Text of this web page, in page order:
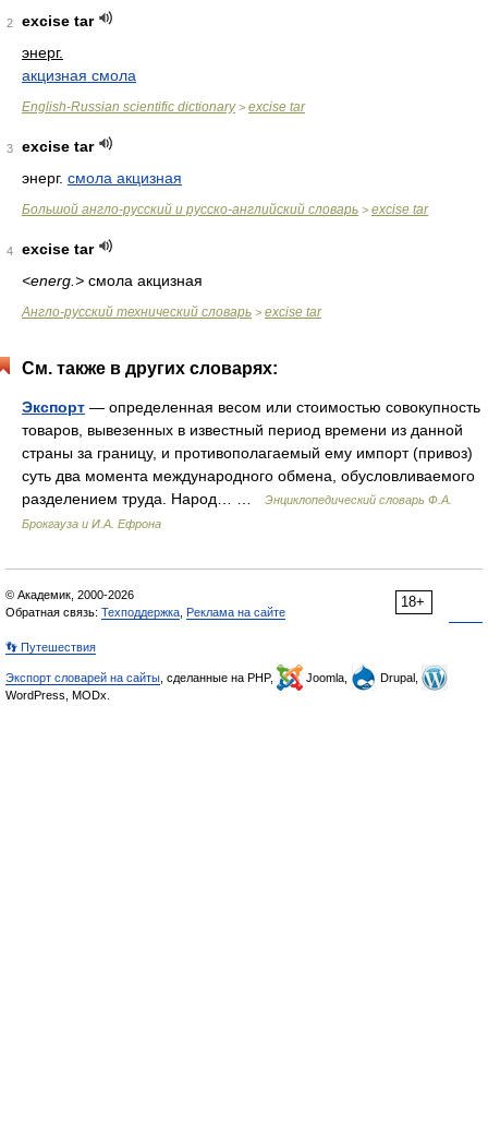
2
excise tar
энерг.
акцизная смола
English-Russian scientific dictionary> excise tar
3
excise tar
энерг. смола акцизная
Большой англо-русский и русско-английский словарь > excise tar
4
excise tar
<energ.> смола акцизная
Англо-русский технический словарь > excise tar
См. также в других словарях:
Экспорт — определенная весом или стоимостью совокупность
товаров, вывезенных в известный период времени из данной
страны за границу, и противополагаемый ему импорт (привоз)
суть два момента международного обмена, обусловливаемого
разделением труда. Народ… …
Энциклопедический словарь Ф.А.
Брокгауза и И.А. Ефрона
18+
© Академик, 2000-2026
Обратная связь: Техподдержка Реклама на сайте
👣 Путешествия
Экспорт словарей на сайты , сделанные на PHP, Joomla,
Drupal,
WordPress, MODx.